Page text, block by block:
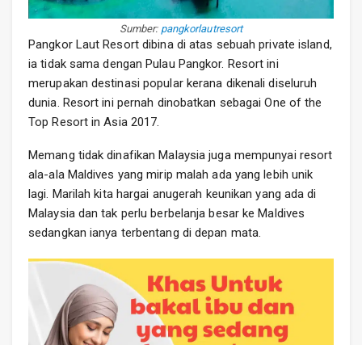
Sumber: pangkorlautresort
Pangkor Laut Resort dibina di atas sebuah private island,
ia tidak sama dengan Pulau Pangkor. Resort ini
merupakan destinasi popular kerana dikenali diseluruh
dunia. Resort ini pernah dinobatkan sebagai One of the
Top Resort in Asia 2017.
Memang tidak dinafikan Malaysia juga mempunyai resort
ala-ala Maldives yang mirip malah ada yang lebih unik
lagi. Marilah kita hargai anugerah keunikan yang ada di
Malaysia dan tak perlu berbelanja besar ke Maldives
sedangkan ianya terbentang di depan mata.